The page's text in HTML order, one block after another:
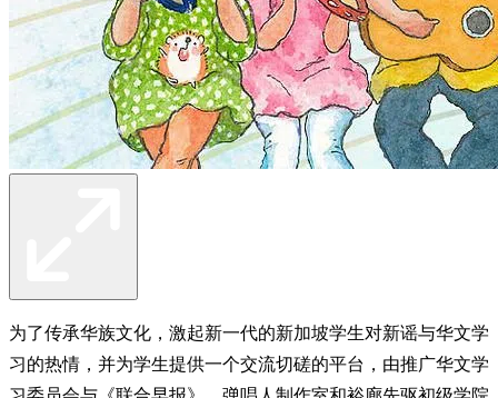
为了传承华族文化，激起新一代的新加坡学生对新谣与华文学
习的热情，并为学生提供一个交流切磋的平台，由推广华文学